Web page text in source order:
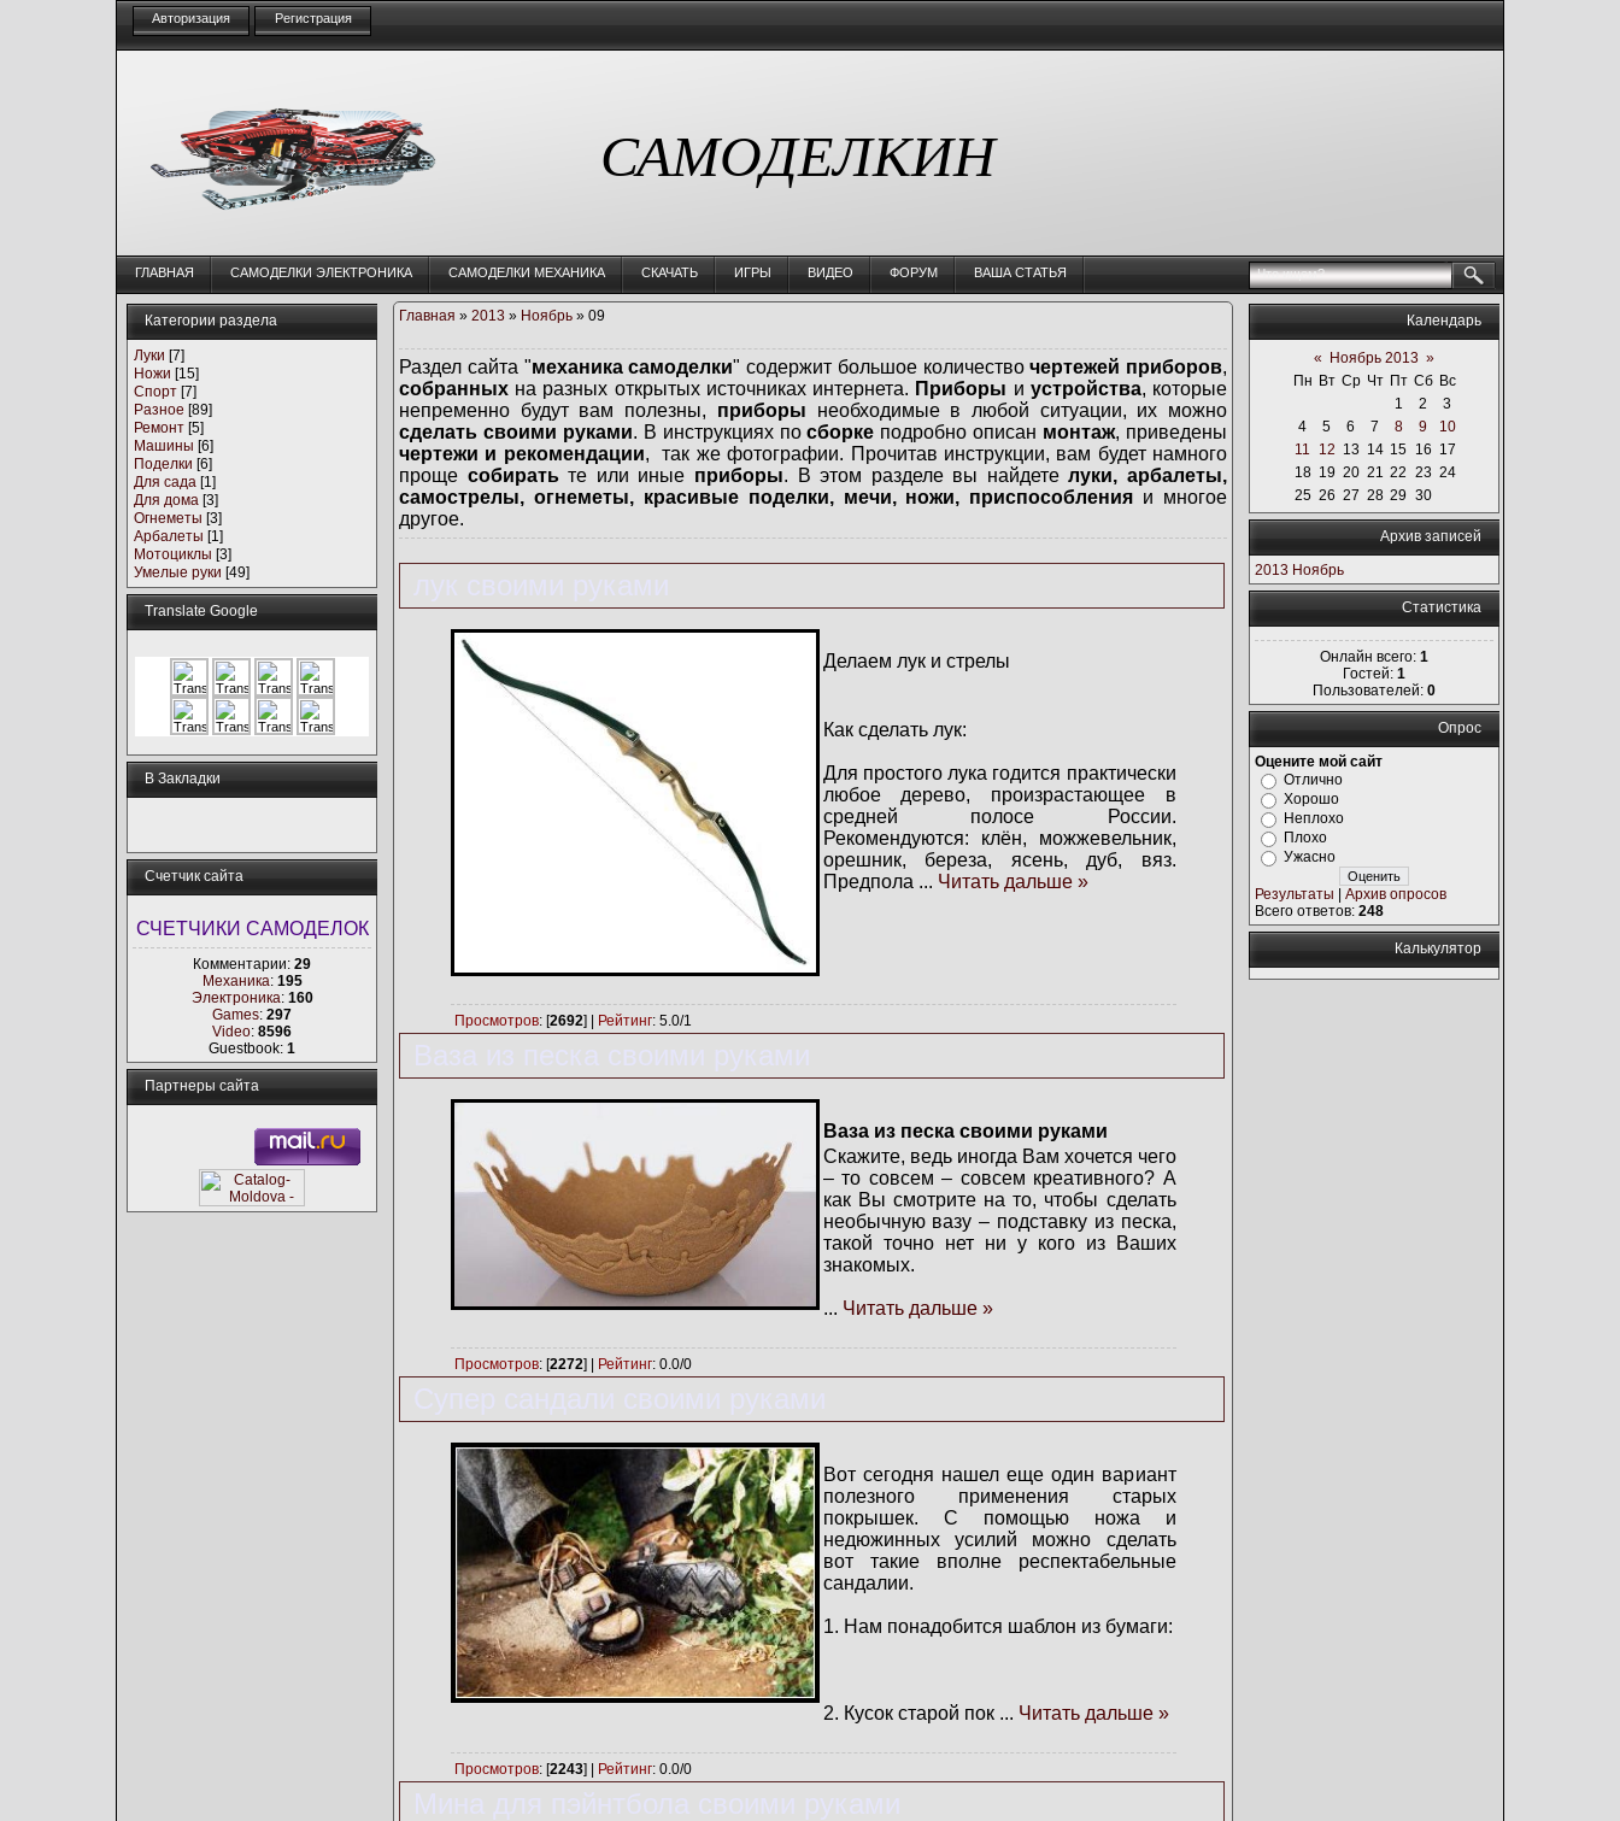
Авторизация Регистрация
САМОДЕЛКИН
ГЛАВНАЯ CАМОДЕЛКИ ЭЛЕКТРОНИКА CАМОДЕЛКИ МЕХАНИКА СКАЧАТЬ ИГРЫ ВИДЕО ФОРУМ ВАША СТАТЬЯ
Категории раздела
Луки [7]
Ножи [15]
Спорт [7]
Разное [89]
Ремонт [5]
Машины [6]
Поделки [6]
Для сада [1]
Для дома [3]
Огнеметы [3]
Арбалеты [1]
Мотоциклы [3]
Умелые руки [49]
Translate Google
В Закладки
Счетчик сайта
СЧЕТЧИКИ САМОДЕЛОК
Комментарии: 29
Механика: 195
Электроника: 160
Games: 297
Video: 8596
Guestbook: 1
Партнеры сайта
Главная » 2013 » Ноябрь » 09
Раздел сайта "механика самоделки" содержит большое количествочертежей приборов,
собранных на разных открытых источниках интернета. Приборы и устройства, которые
непременно будут вам полезны, приборы необходимые в любой ситуации, их можно
сделать своими руками. В инструкциях посборке подробно описан монтаж, приведены
чертежи и рекомендации, так же фотографии. Прочитав инструкции, вам будет намного
проще собиратьте или иные приборы. В этом разделе вы найдетелуки, арбалеты,
самострелы, огнеметы, красивые поделки, мечи, ножи, приспособления и многое
другое.
лук своими руками
Делаем лук и стрелы
Как сделать лук:
Для простого лука годится практически
любое дерево, произрастающее в
средней полосе России.
Рекомендуются: клён, можжевельник,
орешник, береза, ясень, дуб, вяз.
Предпола ... Читать дальше »
Просмотров: [2692] | Рейтинг: 5.0/1
Ваза из песка своими руками
Ваза из песка своими руками
Скажите, ведь иногда Вам хочется чего
– то совсем – совсем креативного? А
как Вы смотрите на то, чтобы сделать
необычную вазу – подставку из песка,
такой точно нет ни у кого из Ваших
знакомых.
... Читать дальше »
Просмотров: [2272] | Рейтинг: 0.0/0
Супер сандали своими руками
Вот сегодня нашел еще один вариант
полезного применения старых
покрышек. С помощью ножа и
недюжинных усилий можно сделать
вот такие вполне респектабельные
сандалии.
1. Нам понадобится шаблон из бумаги:
2. Кусок старой пок ... Читать дальше »
Просмотров: [2243] | Рейтинг: 0.0/0
Мина для пэйнтбола своими руками
Календарь
« Ноябрь 2013 »
Пн Вт Ср Чт Пт Сб Вс
1
2
3
4
5 6 7 8 9
10
11
12 13 14 15 16 17
18 19 20 21 22 23 24
25 26 27 28 29 30
Архив записей
2013 Ноябрь
Статистика
Онлайн всего: 1
Гостей: 1
Пользователей: 0
Опрос
Оцените мой сайт
Отлично
Хорошо
Неплохо
Плохо
Ужасно
Результаты
Архив опросов
Всего ответов: 248
Калькулятор